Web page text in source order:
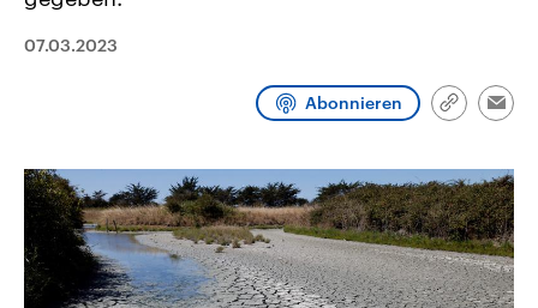
Wahl.
07.03.2023
Abonnieren
Link